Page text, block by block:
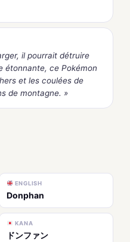
il pourrait détruire
étonnante, ce Pokémon
et les coulées de
de montagne. »
ENGLISH
Donphan
KANA
ドンファン